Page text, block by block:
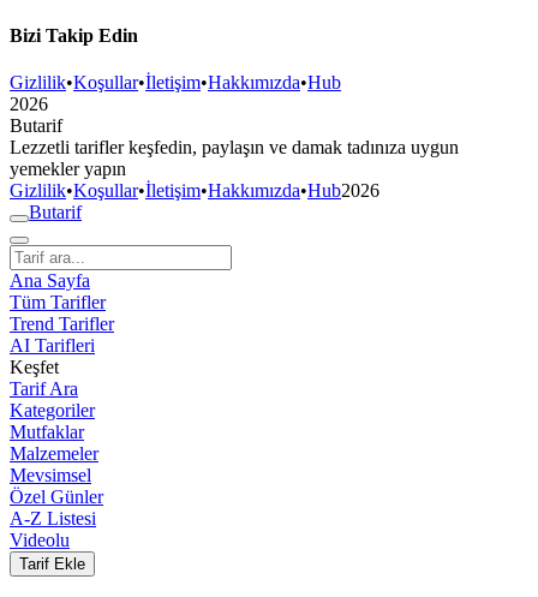
Bizi Takip Edin
Gizlilik•Koşullar•İletişim•Hakkımızda•Hub
2026
Butarif
Lezzetli tarifler keşfedin, paylaşın ve damak tadınıza uygun
yemekler yapın
Gizlilik•Koşullar•İletişim•Hakkımızda•Hub2026
Butarif
Ana Sayfa
Tüm Tarifler
Trend Tarifler
AI Tarifleri
Keşfet
Tarif Ara
Kategoriler
Mutfaklar
Malzemeler
Mevsimsel
Özel Günler
A-Z Listesi
Videolu
Tarif Ekle